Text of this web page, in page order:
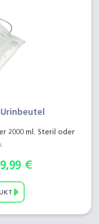
Urinbeutel
2000 ml. Steril oder
€